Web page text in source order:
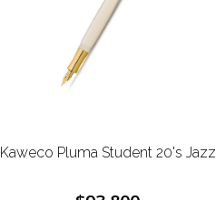
Kaweco Pluma Student 20's Jazz